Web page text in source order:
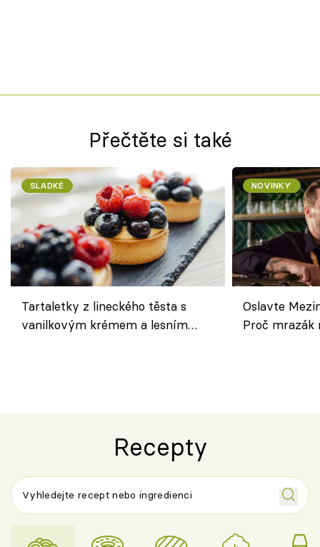
Přečtěte si také
SLADKÉ
Tartaletky z lineckého těsta s
vanilkovým krémem a lesním
NOVINKY
Oslavte
Proč
Recepty